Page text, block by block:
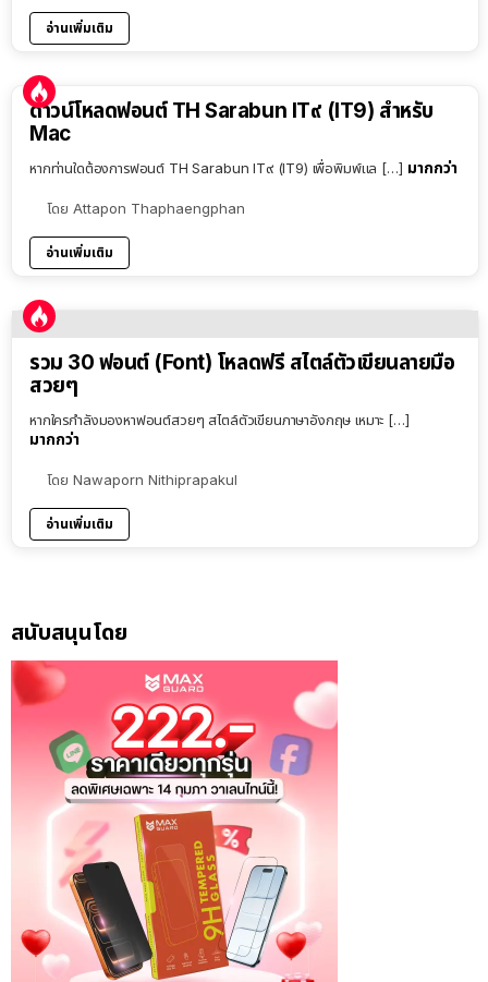
อ่านเพิ่มเติม
ดาวน์โหลดฟอนต์ TH Sarabun IT๙ (IT9) สำหรับ
Mac
หากท่านใดต้องการฟอนต์ TH Sarabun IT๙ (IT9) เพื่อพิมพ์แล […] มากกว่า
โดย Attapon Thaphaengphan
อ่านเพิ่มเติม
รวม 30 ฟอนต์ (Font) โหลดฟรี สไตล์ตัวเขียนลายมือ
สวยๆ
หากใครกำลังมองหาฟอนต์สวยๆ สไตล์ตัวเขียนภาษาอังกฤษ เหมาะ […]
มากกว่า
โดย Nawaporn Nithiprapakul
อ่านเพิ่มเติม
สนับสนุนโดย